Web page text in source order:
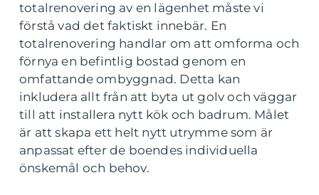
totalrenovering av en lägenhet måste vi
förstå vad det faktiskt innebär. En
totalrenovering handlar om att omforma och
förnya en befintlig bostad genom en
omfattande ombyggnad. Detta kan
inkludera allt från att byta ut golv och väggar
till att installera nytt kök och badrum. Målet
är att skapa ett helt nytt utrymme som är
anpassat efter de boendes individuella
önskemål och behov.